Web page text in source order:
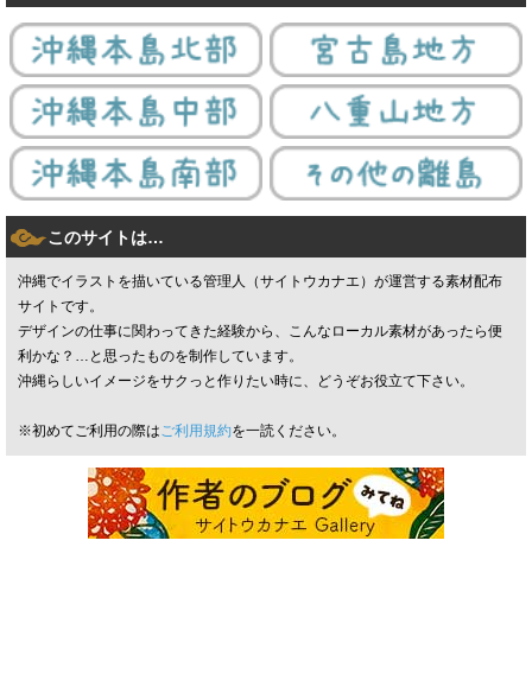
このサイトは…
沖縄でイラストを描いている管理人（サイトウカナエ）が運営する素材配布
サイトです。
デザインの仕事に関わってきた経験から、こんなローカル素材があったら便
利かな？…と思ったものを制作しています。
沖縄らしいイメージをサクっと作りたい時に、どうぞお役立て下さい。
※初めてご利用の際はご利用規約を一読ください。